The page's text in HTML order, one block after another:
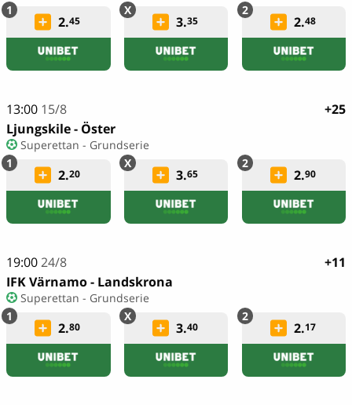
2.45 3.35 2.48
13:00 15/8
Ljungskile - Öster
Superettan - Grundserie
2.20 3.65 2.90
+25
19:0024/8
IFK Värnamo - Landskrona
Superettan - Grundserie
2.80 3.40 2.17
+11